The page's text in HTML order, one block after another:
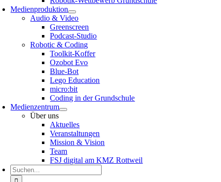
Medienproduktion
Audio & Video
Greenscreen
Podcast-Studio
Robotic & Coding
Toolkit-Koffer
Ozobot Evo
Blue-Bot
Lego Education
micro:bit
Coding in der Grundschule
Medienzentrum
Über uns
Aktuelles
Veranstaltungen
Mission & Vision
Team
FSJ digital am KMZ Rottweil
Suche
nach: